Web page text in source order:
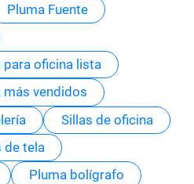
Pluma Fuente
oficina lista
vendidos
Sillas de oficina
de tela
Pluma bolígrafo